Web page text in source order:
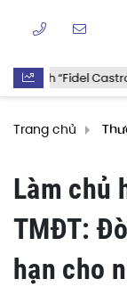
Castro Ruz: Từ tuổi
Trang chủ
Làm chủ
TMĐT:
hạn cho